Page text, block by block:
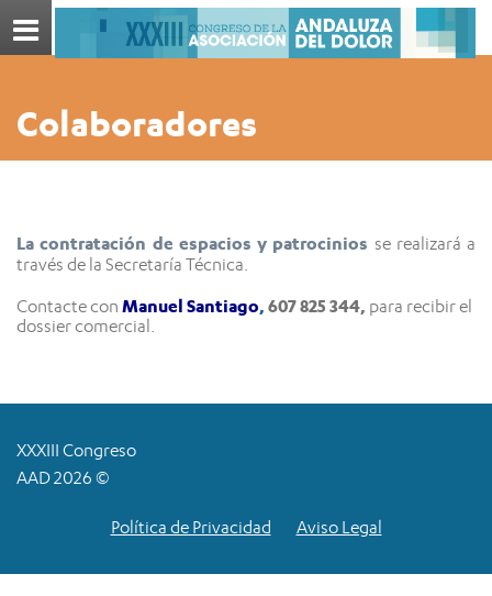
Menú
Colaboradores
La contratación de espacios y patrocinios se realizará a
través de la Secretaría Técnica.
Contacte con Manuel Santiago, 607 825 344, para recibir el
dossier comercial.
XXXIII Congreso
AAD 2026 ©
Política de Privacidad Aviso Legal